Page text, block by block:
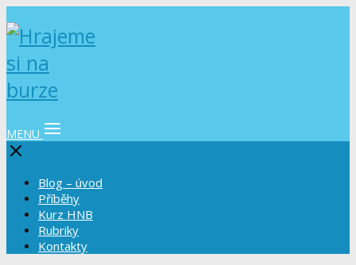
MENU
Blog – úvod
Příběhy
Kurz HNB
Rubriky
Kontakty